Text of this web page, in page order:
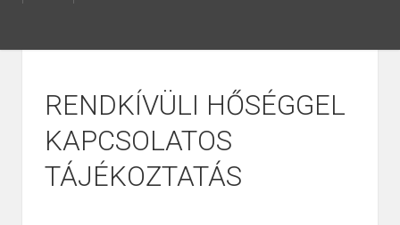
RENDKÍVÜLI HŐSÉGGEL
KAPCSOLATOS
TÁJÉKOZTATÁS